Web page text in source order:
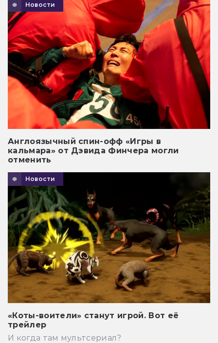
Новости
Англоязычный спин-офф «Игры в
кальмара» от Дэвида Финчера могли
отменить
Новости
«Коты-воители» станут игрой. Вот её
трейлер
И когда там мультсериал?